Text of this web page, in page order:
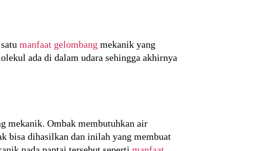
manfaat gelombang mekanik yang
ada di dalam udara sehingga akhirnya
mekanik. Ombak membutuhkan air
bisa dihasilkan dan inilah yang membuat